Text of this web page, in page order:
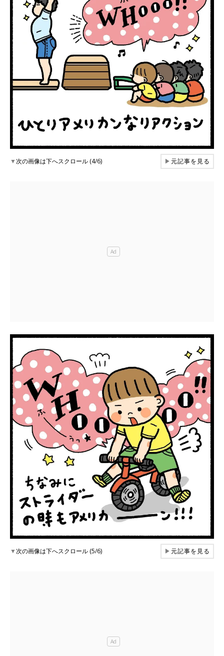
▼次の画像は下へスクロール (4/6) ▶元記事を見る
▼次の画像は下へスクロール (5/6) ▶元記事を見る